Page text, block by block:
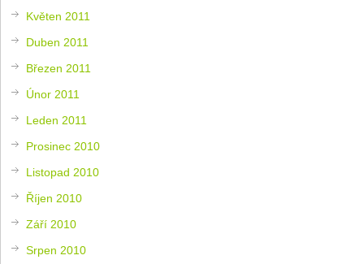
Květen 2011
Duben 2011
Březen 2011
Únor 2011
Leden 2011
Prosinec 2010
Listopad 2010
Říjen 2010
Září 2010
Srpen 2010